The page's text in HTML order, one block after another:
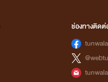
ช่องทางติดต่